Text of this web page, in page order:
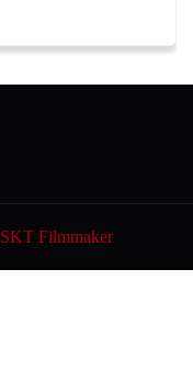
SKT Filmmaker